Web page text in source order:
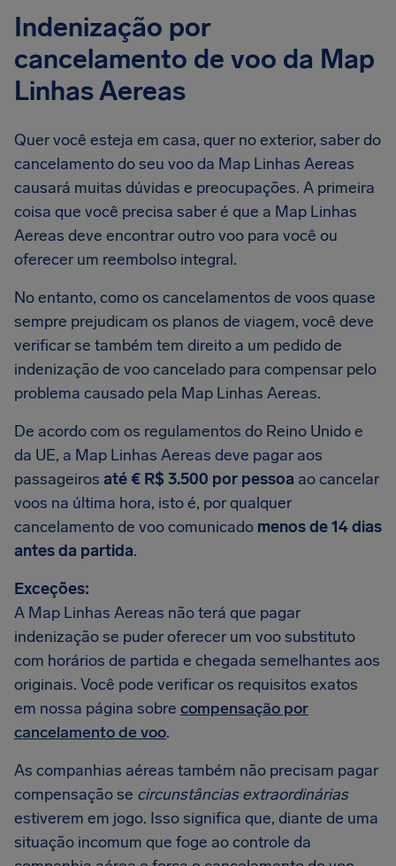
Indenização por
cancelamento de voo da Map
Linhas Aereas
Quer você esteja em casa, quer no exterior, saber do
cancelamento do seu voo da Map Linhas Aereas
causará muitas dúvidas e preocupações. A primeira
coisa que você precisa saber é que a Map Linhas
Aereas deve encontrar outro voo para você ou
oferecer um reembolso integral.
No entanto, como os cancelamentos de voos quase
sempre prejudicam os planos de viagem, você deve
verificar se também tem direito a um pedido de
indenização de voo cancelado para compensar pelo
problema causado pela Map Linhas Aereas.
De acordo com os regulamentos do Reino Unido e
da UE, a Map Linhas Aereas deve pagar aos
passageiros até € R$ 3.500 por pessoa ao cancelar
voos na última hora, isto é, por qualquer
cancelamento de voo comunicado menos de 14 dias
antes da partida.
Exceções:
A Map Linhas Aereas não terá que pagar
indenização se puder oferecer um voo substituto
com horários de partida e chegada semelhantes aos
originais. Você pode verificar os requisitos exatos
em nossa página sobre compensação por
cancelamento de voo.
As companhias aéreas também não precisam pagar
compensação se circunstâncias extraordinárias
estiverem em jogo. Isso significa que, diante de uma
situação incomum que foge ao controle da